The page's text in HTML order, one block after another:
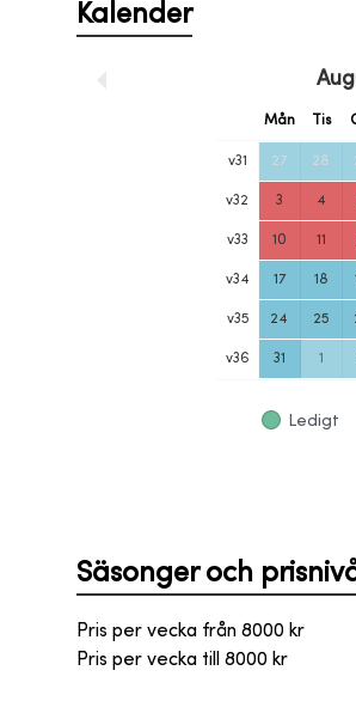
Kalender
Mån Tis
v31 27 28
v32 3 4
v33 10 11
v34 17 18
v35 24 25
v36 31 1
Ledigt
Säsonger och
Pris per vecka från 8000 kr
Pris per vecka till
8000 kr